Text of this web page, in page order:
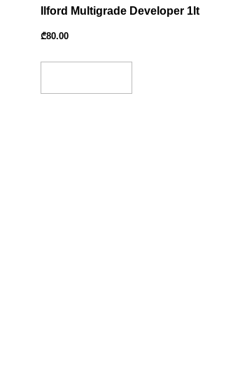
Ilford Multigrade Developer 1lt
₾80.00